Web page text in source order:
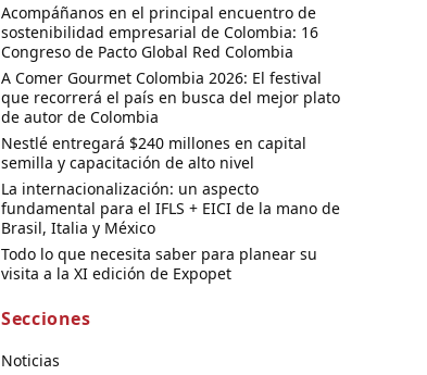
Acompáñanos en el principal encuentro de
sostenibilidad empresarial de Colombia: 16
Congreso de Pacto Global Red Colombia
A Comer Gourmet Colombia 2026: El festival
que recorrerá el país en busca del mejor plato
de autor de Colombia
Nestlé entregará $240 millones en capital
semilla y capacitación de alto nivel
La internacionalización: un aspecto
fundamental para el IFLS + EICI de la mano de
Brasil, Italia y México
Todo lo que necesita saber para planear su
visita a la XI edición de Expopet
Secciones
Noticias